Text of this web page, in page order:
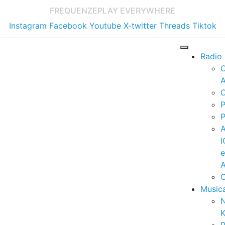
FREQUENZEPLAY EVERYWHERE
Instagram Facebook Youtube X-twitter Threads Tiktok
Radio
e